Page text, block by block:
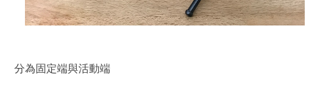
分為固定端與活動端